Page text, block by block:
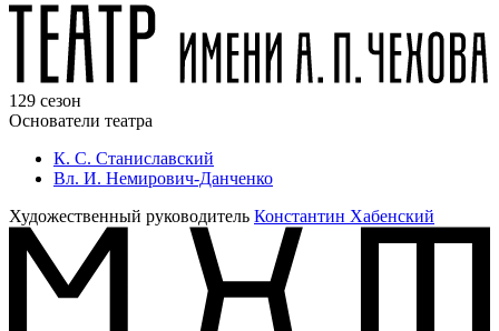
129 сезон
Основатели театра
К. С. Станиславский
Вл. И. Немирович-Данченко
Художественный руководитель Константин Хабенский